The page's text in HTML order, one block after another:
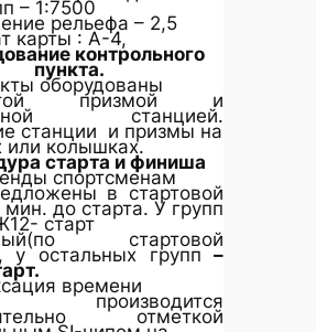
– 1:7500
рельефа – 2,5
карты : А-4,
контрольного
пункта.
оборудованы
призмой и
станцией.
станции и призмы на
или колышках.
старта и финиша
спортсменам
в стартовой
мин. до старта. У групп
старт
стартовой
у остальных групп–
времени
производится
отметкой